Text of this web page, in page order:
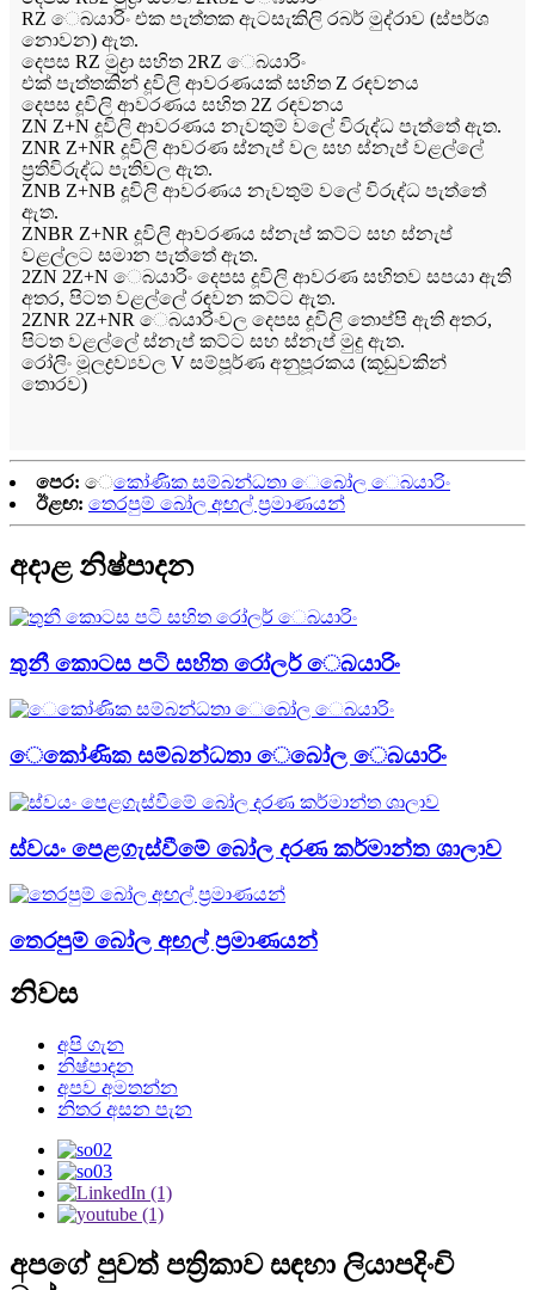
RZ ෙබයාරිං එක පැත්තක ඇටසැකිලි රබර් මුද්රාව (ස්පර්ශ
නොවන) ඇත.
දෙපස RZ මුද්‍රා සහිත 2RZ ෙබයාරිං
එක් පැත්තකින් දූවිලි ආවරණයක් සහිත Z රඳවනය
දෙපස දූවිලි ආවරණය සහිත 2Z රඳවනය
ZN Z+N දූවිලි ආවරණය නැවතුම් වලේ විරුද්ධ පැත්තේ ඇත.
ZNR Z+NR දූවිලි ආවරණ ස්නැප් වල සහ ස්නැප් වළල්ලේ
ප්‍රතිවිරුද්ධ පැතිවල ඇත.
ZNB Z+NB දූවිලි ආවරණය නැවතුම් වලේ විරුද්ධ පැත්තේ
ඇත.
ZNBR Z+NR දූවිලි ආවරණය ස්නැප් කට්ට සහ ස්නැප්
වළල්ලට සමාන පැත්තේ ඇත.
2ZN 2Z+N ෙබයාරිං දෙපස දූවිලි ආවරණ සහිතව සපයා ඇති
අතර, පිටත වළල්ලේ රඳවන කට්ට ඇත.
2ZNR 2Z+NR ෙබයාරිංවල දෙපස දූවිලි තොප්පි ඇති අතර,
පිටත වළල්ලේ ස්නැප් කට්ට සහ ස්නැප් මුදු ඇත.
රෝලිං මූලද්‍රව්‍යවල V සම්පූර්ණ අනුපූරකය (කූඩුවකින්
තොරව)
පෙර:
ෙකෝණික සම්බන්ධතා ෙබෝල ෙබයාරිං
ඊළඟ: තෙරපුම් බෝල අඟල් ප්‍රමාණයන්
අදාළ නිෂ්පාදන
තුනී කොටස පටි සහිත රෝලර් ෙබයාරිං
ෙකෝණික සම්බන්ධතා ෙබෝල ෙබයාරිං
ස්වයං පෙළගැස්වීමේ බෝල දරණ කර්මාන්ත ශාලාව
තෙරපුම් බෝල අඟල් ප්‍රමාණයන්
නිවස
අපි ගැන
නිෂ්පාදන
අපව අමතන්න
නිතර අසන පැන
අපගේ පුවත් පත්‍රිකාව සඳහා ලියාපදිංචි